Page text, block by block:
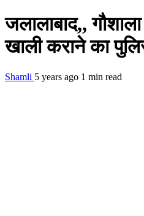
जलालाबाद,,
खाली कराने का
Shamli 5 years ago 1 min read